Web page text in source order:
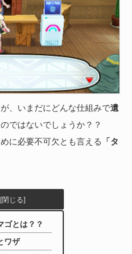
、いまだにどんな仕組みで遺
ではないでしょうか？？
に必要不可欠とも言える
「タ
ゴとは？？
ワザ